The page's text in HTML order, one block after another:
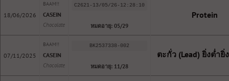
18/06/2026
BAAM!!
CASEIN
Chocolate
C2621-13/05/26-12:28:10
หมดอายุ: 05/29
Protein
07/11/2025
BAAM!!
CASEIN
Chocolate
BK2537338-002
หมดอายุ: 11/28
ตะกั่ว (Lead) ยิ่งต่ำยิ่